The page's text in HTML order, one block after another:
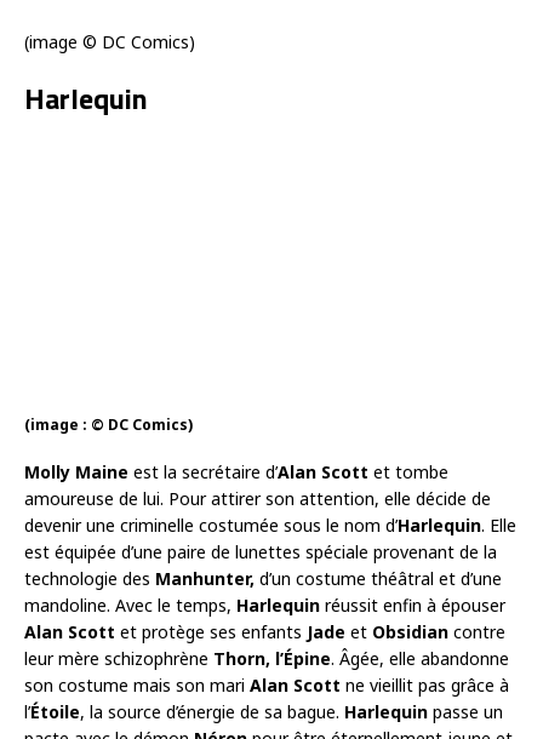
(image © DC Comics)
Harlequin
(image : © DC Comics)
Molly Maine est la secrétaire d’Alan Scott et tombe
amoureuse de lui. Pour attirer son attention, elle décide de
devenir une criminelle costumée sous le nom d’Harlequin. Elle
est équipée d’une paire de lunettes spéciale provenant de la
technologie des Manhunter, d’un costume théâtral et d’une
mandoline. Avec le temps, Harlequin réussit enfin à épouser
Alan Scott et protège ses enfants Jade et Obsidian contre
leur mère schizophrène Thorn, l’Épine. Âgée, elle abandonne
son costume mais son mari Alan Scott ne vieillit pas grâce à
l’Étoile, la source d’énergie de sa bague. Harlequin passe un